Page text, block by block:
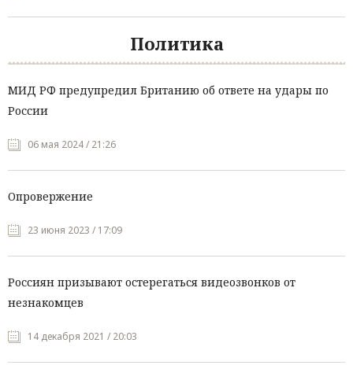
Политика
МИД РФ предупредил Британию об ответе на удары по
России
06 мая 2024 / 21:26
Опровержение
23 июня 2023 / 17:09
Россиян призывают остерегаться видеозвонков от
незнакомцев
14 декабря 2021 / 20:03